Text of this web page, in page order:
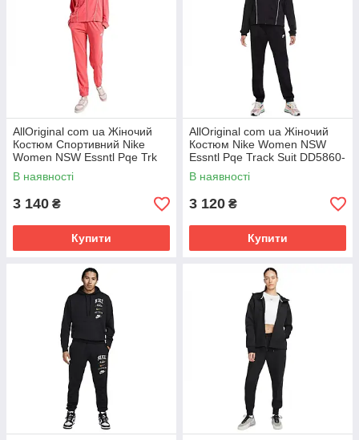
AllOriginal com ua Жіночий
Костюм Спортивний Nike
Women NSW Essntl Pqe Trk
Suit DD5860-894 (Оригінал)
РОЗМІРИ
В наявності
3 140 ₴
Купити
AllOriginal com ua Жіночий
Костюм Nike Women NSW
Essntl Pqe Track Suit DD5860-
011 (Оригінал) РОЗМІРИ
ЗАПИТУЙТЕ
В наявності
3 120 ₴
Купити